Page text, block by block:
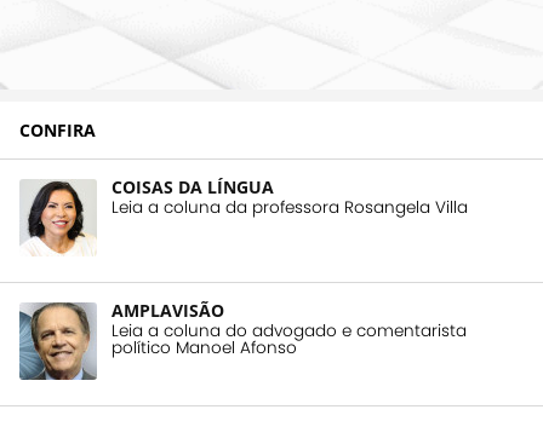
CONFIRA
COISAS DA LÍNGUA
Leia a coluna da professora Rosangela Villa
AMPLAVISÃO
Leia a coluna do advogado e comentarista
político Manoel Afonso